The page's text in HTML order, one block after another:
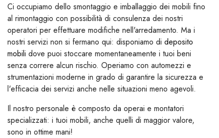
Ci occupiamo dello smontaggio e imballaggio dei mobili fino
al rimontaggio con possibilità di consulenza dei nostri
operatori per effettuare modifiche nell'arredamento. Ma i
nostri servizi non si fermano qui: disponiamo di deposito
mobili dove puoi stoccare momentaneamente i tuoi beni
senza correre alcun rischio. Operiamo con automezzi e
strumentazioni moderne in grado di garantire la sicurezza e
l'efficacia dei servizi anche nelle situazioni meno agevoli.
Il nostro personale è composto da operai e montatori
specializzati: i tuoi mobili, anche quelli di maggior valore,
sono in ottime mani!